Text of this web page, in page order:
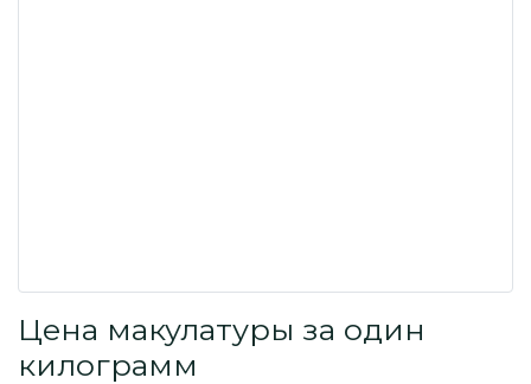
Цена макулатуры за один
килограмм